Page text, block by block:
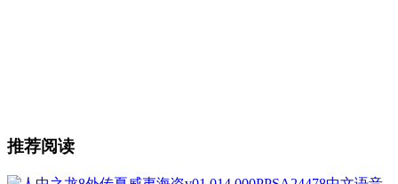
推荐阅读